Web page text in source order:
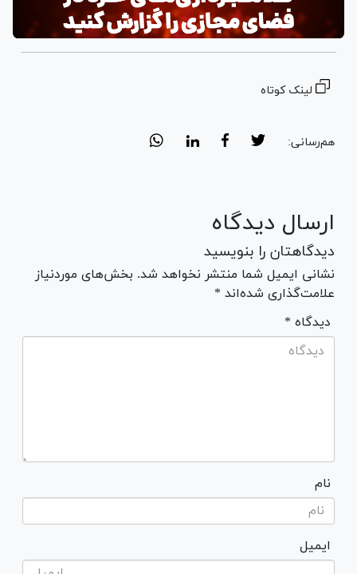
لینک کوتاه
هم‌رسانی:
ارسال دیدگاه
دیدگاهتان را بنویسید
نشانی ایمیل شما منتشر نخواهد شد. بخش‌های موردنیاز
علامت‌گذاری شده‌اند *
* دیدگاه
نام
ایمیل